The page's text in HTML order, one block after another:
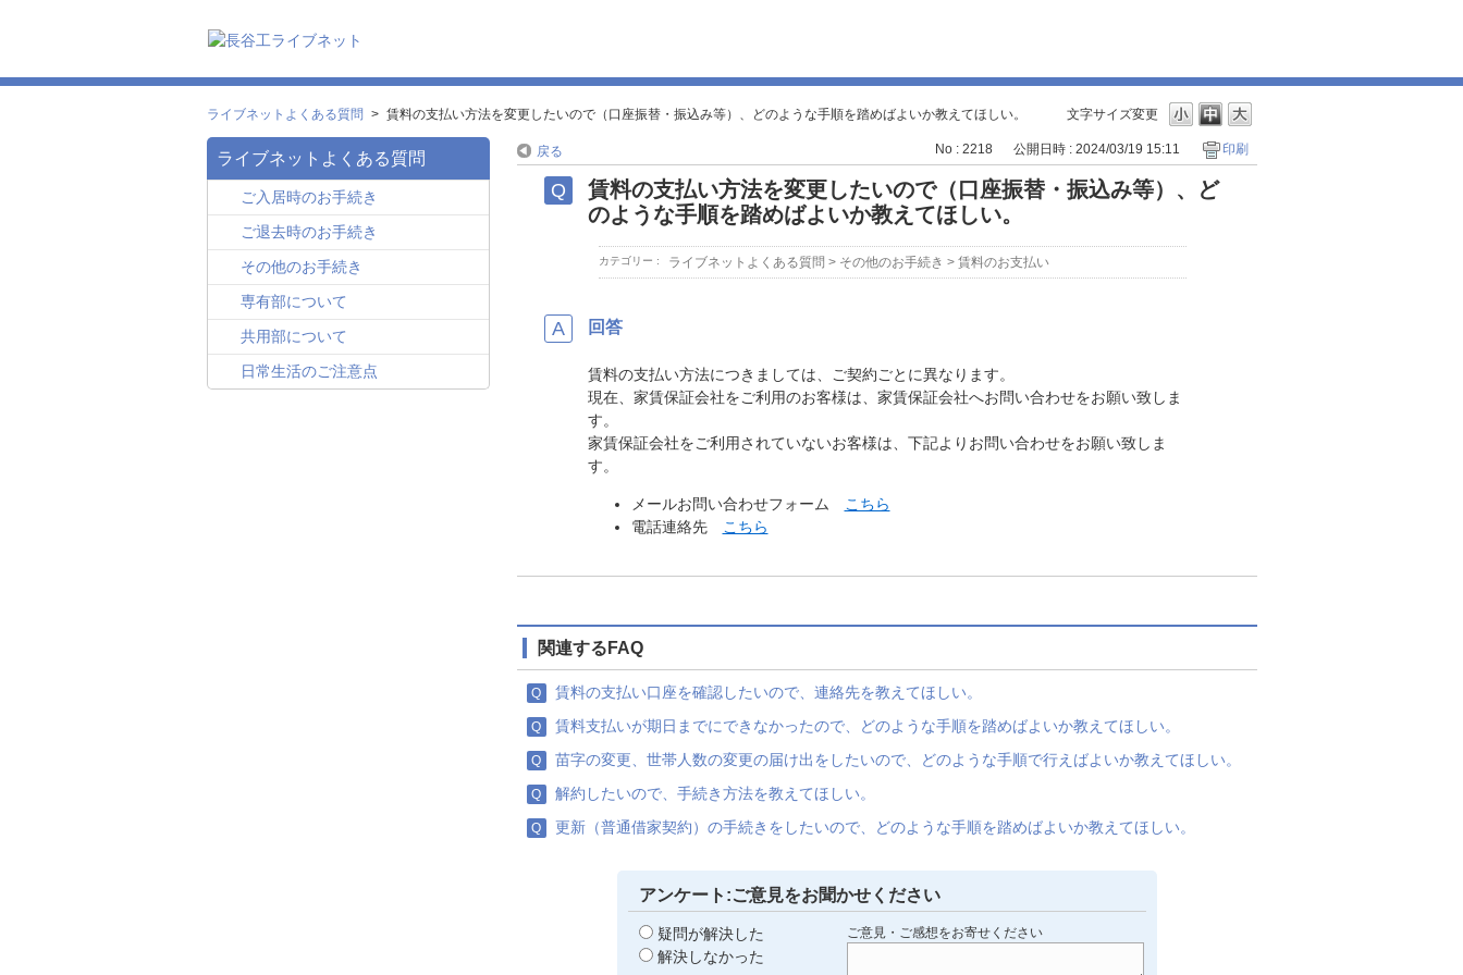
文字サイズ変更
ライブネットよくある質問 > 賃料の支払い方法を変更したいので（口座振替・振込み等）、どのような手順を踏めばよいか教えてほしい。
ライブネットよくある質問
ご入居時のお手続き
ご退去時のお手続き
その他のお手続き
専有部について
共用部について
日常生活のご注意点
戻る No : 2218 公開日時 : 2024/03/19 15:11 印刷
賃料の支払い方法を変更したいので（口座振替・振込み等）、ど
のような手順を踏めばよいか教えてほしい。
カテゴリー : ライブネットよくある質問 > その他のお手続き > 賃料のお支払い
回答
賃料の支払い方法につきましては、ご契約ごとに異なります。
現在、家賃保証会社をご利用のお客様は、家賃保証会社へお問い合わせをお願い致しま
す。
家賃保証会社をご利用されていないお客様は、下記よりお問い合わせをお願い致しま
す。
メールお問い合わせフォーム
こちら
電話連絡先
こちら
関連するFAQ
賃料の支払い口座を確認したいので、連絡先を教えてほしい。
賃料支払いが期日までにできなかったので、どのような手順を踏めばよいか教えてほしい。
苗字の変更、世帯人数の変更の届け出をしたいので、どのような手順で行えばよいか教えてほしい。
解約したいので、手続き方法を教えてほしい。
更新（普通借家契約）の手続きをしたいので、どのような手順を踏めばよいか教えてほしい。
アンケート:ご意見をお聞かせください
疑問が解決した
解決しなかった
ご意見・ご感想をお寄せください